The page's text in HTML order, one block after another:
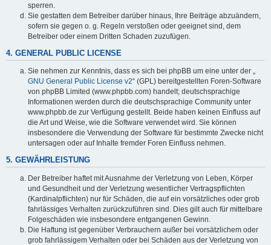
sperren.
Sie gestatten dem Betreiber darüber hinaus, Ihre Beiträge abzuändern,
sofern sie gegen o. g. Regeln verstoßen oder geeignet sind, dem
Betreiber oder einem Dritten Schaden zuzufügen.
4. GENERAL PUBLIC LICENSE
Sie nehmen zur Kenntnis, dass es sich bei phpBB um eine unter der „
GNU General Public License v2“ (GPL) bereitgestellten Foren-Software
von phpBB Limited (www.phpbb.com) handelt; deutschsprachige
Informationen werden durch die deutschsprachige Community unter
www.phpbb.de zur Verfügung gestellt. Beide haben keinen Einfluss auf
die Art und Weise, wie die Software verwendet wird. Sie können
insbesondere die Verwendung der Software für bestimmte Zwecke nicht
untersagen oder auf Inhalte fremder Foren Einfluss nehmen.
5. GEWÄHRLEISTUNG
Der Betreiber haftet mit Ausnahme der Verletzung von Leben, Körper
und Gesundheit und der Verletzung wesentlicher Vertragspflichten
(Kardinalpflichten) nur für Schäden, die auf ein vorsätzliches oder grob
fahrlässiges Verhalten zurückzuführen sind. Dies gilt auch für mittelbare
Folgeschäden wie insbesondere entgangenen Gewinn.
Die Haftung ist gegenüber Verbrauchern außer bei vorsätzlichem oder
grob fahrlässigem Verhalten oder bei Schäden aus der Verletzung von